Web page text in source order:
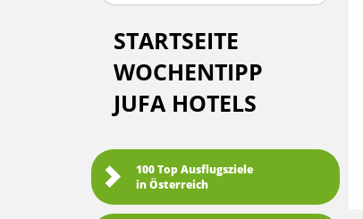
STARTSEITE
WOCHENTIPP
JUFA HOTELS
100 Top Ausflugsziele
in Österreich